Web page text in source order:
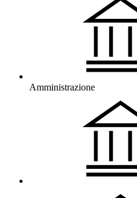
Amministrazione